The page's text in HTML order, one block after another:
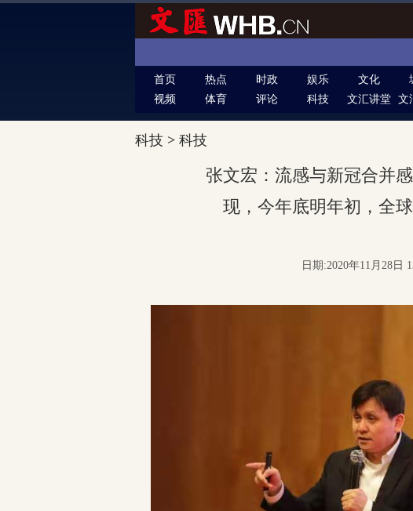
首页 热点 时政 娱乐 文化
视频
体育 评论 科技 文汇讲堂 文
科技 > 科技
张文宏：流感与新冠合并
现，今年底明年初，全
日期:2020年11月28日